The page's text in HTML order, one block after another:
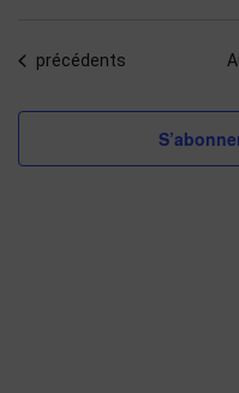
date.Évènements
précédents